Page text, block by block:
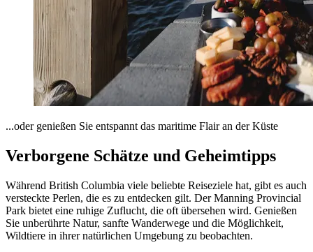
...oder genießen Sie entspannt das maritime Flair an der Küste
Verborgene Schätze und Geheimtipps
Während British Columbia viele beliebte Reiseziele hat, gibt es auch
versteckte Perlen, die es zu entdecken gilt. Der Manning Provincial
Park bietet eine ruhige Zuflucht, die oft übersehen wird. Genießen
Sie unberührte Natur, sanfte Wanderwege und die Möglichkeit,
Wildtiere in ihrer natürlichen Umgebung zu beobachten.